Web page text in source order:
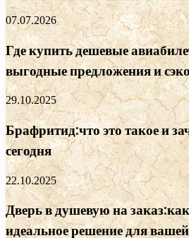
07.07.2026
Где купить дешевые
выгодные предложения и
29.10.2025
Брафритид:что это такое и
сегодня
22.10.2025
Дверь в душевую на
идеальное решение для